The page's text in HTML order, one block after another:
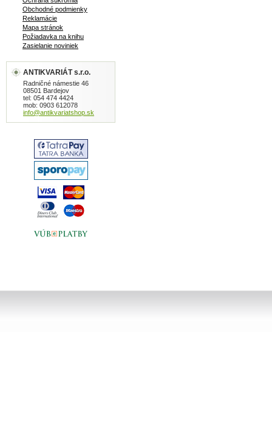
Obchodné podmienky
Reklamácie
Mapa stránok
Požiadavka na knihu
Zasielanie noviniek
ANTIKVARIÁT s.r.o.
Radničné námestie 46
08501 Bardejov
tel: 054 474 4424
mob: 0903 612078
info@antikvariatshop.sk